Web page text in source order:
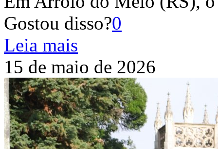
Gostou disso?0
Leia mais
15 de maio de 2026